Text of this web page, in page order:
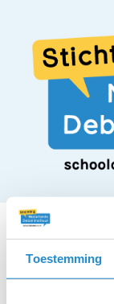
Toestemming